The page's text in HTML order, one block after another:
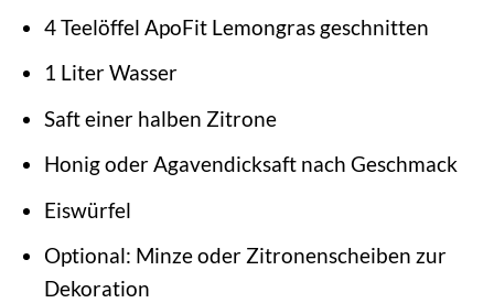
4 Teelöffel ApoFit Lemongras geschnitten
1 Liter Wasser
Saft einer halben Zitrone
Honig oder Agavendicksaft nach Geschmack
Eiswürfel
Optional: Minze oder Zitronenscheiben zur
Dekoration